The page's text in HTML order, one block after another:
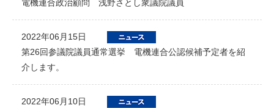
電機連合政治顧問 浅野さとし衆議院議員
2022年06月15日
第26回参議院議員通常選挙 電機連合公認候補予定者を紹
介します。
2022年06月10日